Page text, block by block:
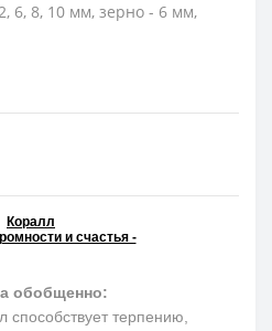
6, 8, 10 мм, зерно - 6 мм,
Коралл
и счастья -
обобщенно:
терпению,